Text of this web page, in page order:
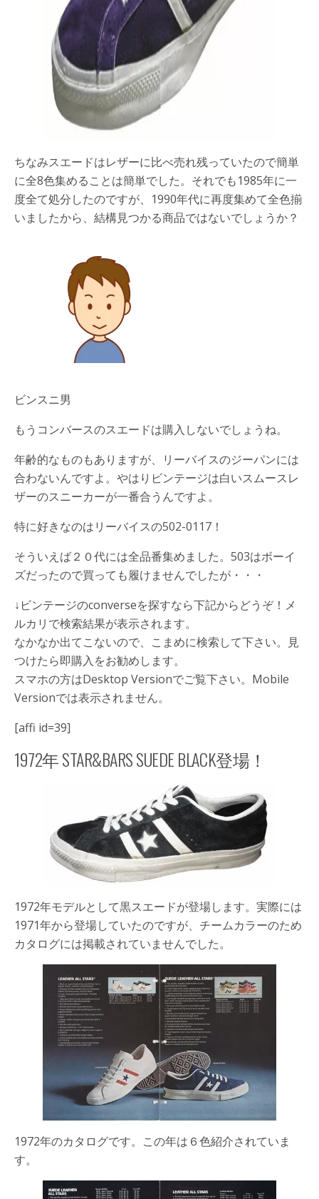
ちなみスエードはレザーに比べ売れ残っていたので簡単
に全8色集めることは簡単でした。それでも1985年に一
度全て処分したのですが、1990年代に再度集めて全色揃
いましたから、結構見つかる商品ではないでしょうか？
ビンスニ男
もうコンバースのスエードは購入しないでしょうね。
年齢的なものもありますが、リーバイスのジーパンには
合わないんですよ。やはりビンテージは白いスムースレ
ザーのスニーカーが一番合うんですよ。
特に好きなのはリーバイスの502-0117！
そういえば２０代には全品番集めました。503はボーイ
ズだったので買っても履けませんでしたが・・・
↓ビンテージのconverseを探すなら下記からどうぞ！メ
ルカリで検索結果が表示されます。
なかなか出てこないので、こまめに検索して下さい。見
つけたら即購入をお勧めします。
スマホの方はDesktop Versionでご覧下さい。Mobile
Versionでは表示されません。
[affi id=39]
1972年 STAR&BARS SUEDE BLACK登場！
1972年モデルとして黒スエードが登場します。実際には
1971年から登場していたのですが、チームカラーのため
カタログには掲載されていませんでした。
1972年のカタログです。この年は６色紹介されていま
す。